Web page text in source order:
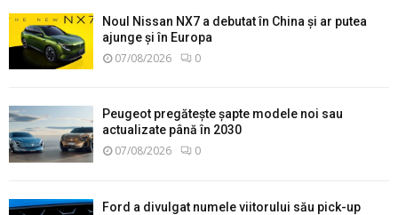
Noul Nissan NX7 a debutat în China și ar putea
ajunge și în Europa
07/08/2026 0
Peugeot pregătește șapte modele noi sau
actualizate până în 2030
07/08/2026 0
Ford a divulgat numele viitorului său pick-up